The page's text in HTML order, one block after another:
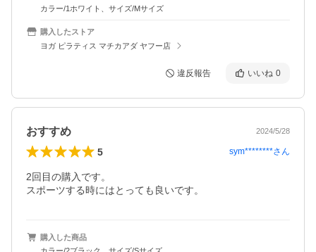
カラー/1ホワイト、サイズ/Mサイズ
購入したストア
ヨガ ピラティス マチカアダ ヤフー店
違反報告 いいね 0
おすすめ 2024/5/28
5 sym********さん
2回目の購入です。
購入した商品